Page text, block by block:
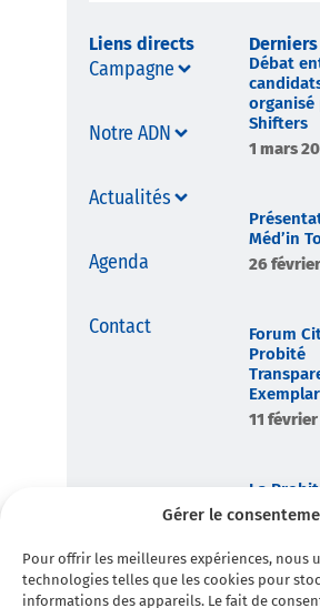
Gérer le
Pour offrir les meilleures expériences, nous
technologies telles que les cookies pour
informations des appareils. Le fait de
Liens directs
Campagne
Notre ADN
Actualités
Agenda
Contact
Débat
organisé
Shifters
1 mars
Méd’in
26
Forum
Probité
11
La
boussole
Toulon
Commun
7 février